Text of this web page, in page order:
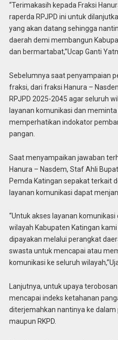
“Terimakasih kepada Fraksi
raperda RPJPD ini untuk
yang akan datang sehingga
daerah demi membangun
dan bermartabat,”Ucap Ganti
Sebelumnya saat penyampaian
fraksi, dari fraksi Hanura –
RPJPD 2025-2045 agar seluruh
layanan komunikasi dan
memperhatikan indokator
pangan.
Saat menyampaikan jawaban
Hanura – Nasdem, Staf Ahli
Pemda Katingan sepakat terkait
layanan komunikasi dapat
“Untuk akses layanan
wilayah Kabupaten Katingan
dipayakan melalui perangkat
swasta untuk mencapai atau
komunikasi ke seluruh
Lanjutnya, untuk upaya
mencapai indeks ketahanan
diterjemahkan nantinya ke
maupun RKPD.